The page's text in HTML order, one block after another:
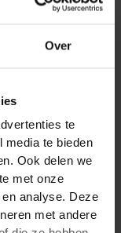
Over
te
media te bieden
Ook delen we
met onze
analyse. Deze
met andere